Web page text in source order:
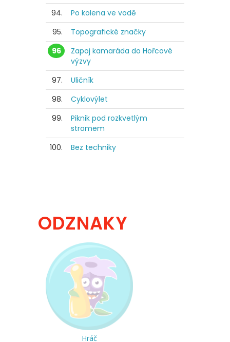
94.
Po kolena ve vodě
95.
Topografické značky
96
Zapoj kamaráda do Hořcové
výzvy
97.
Uličník
98.
Cyklovýlet
99.
Piknik pod rozkvetlým
stromem
100.
Bez techniky
ODZNAKY
Hráč